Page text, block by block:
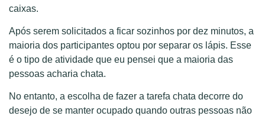
caixas.
Após serem solicitados a ficar sozinhos por dez minutos, a
maioria dos participantes optou por separar os lápis. Esse
é o tipo de atividade que eu pensei que a maioria das
pessoas acharia chata.
No entanto, a escolha de fazer a tarefa chata decorre do
desejo de se manter ocupado quando outras pessoas não